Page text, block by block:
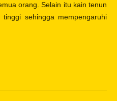
orang. Selain itu kain tenun
sehingga mempengaruhi